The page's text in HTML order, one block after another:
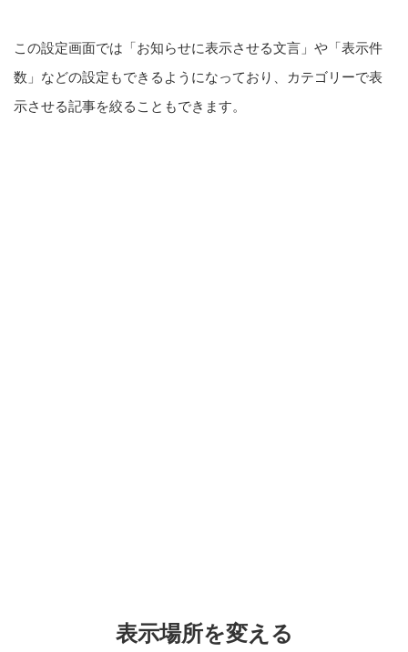
この設定画面では「お知らせに表示させる文言」や「表示件
数」などの設定もできるようになっており、カテゴリーで表
示させる記事を絞ることもできます。
表示場所を変える